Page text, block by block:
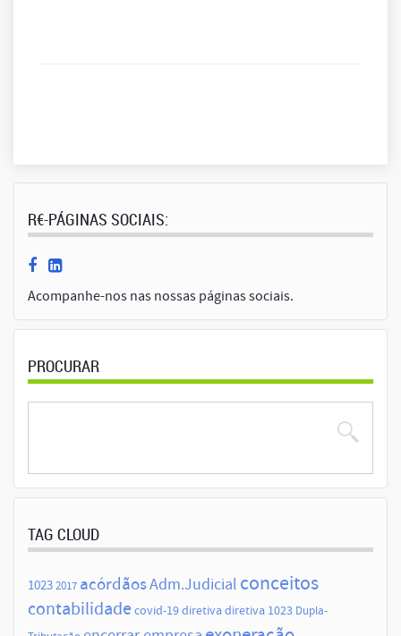
R€-PÁGINAS SOCIAIS:
Acompanhe-nos nas nossas páginas sociais.
PROCURAR
TAG CLOUD
10232017 acórdãosAdm.Judicial conceitos
contabilidade covid-19diretiva diretiva 1023 Dupla-